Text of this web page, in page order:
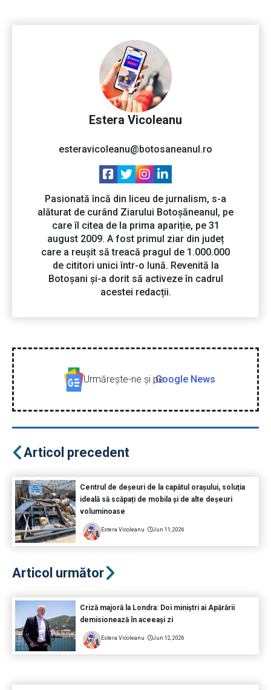
Estera Vicoleanu
esteravicoleanu@botosaneanul.ro
Pasionată încă din liceu de jurnalism, s-a
alăturat de curând Ziarului Botoșăneanul, pe
care îl citea de la prima apariție, pe 31
august 2009. A fost primul ziar din județ
care a reușit să treacă pragul de 1.000.000
de cititori unici într-o lună. Revenită la
Botoșani și-a dorit să activeze în cadrul
acestei redacții.
Urmăreşte-ne şi peGoogle News
Articol precedent
Centrul de deșeuri de la capătul orașului, soluția
ideală să scăpați de mobila și de alte deșeuri
voluminoase
Estera Vicoleanu Jun 11, 2026
Articol următor
Criză majoră la Londra: Doi miniștri ai Apărării
demisionează în aceeași zi
Estera Vicoleanu Jun 12, 2026